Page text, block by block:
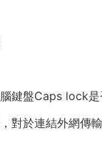
盤Caps lock是
於連結外網傳輸